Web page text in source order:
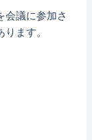
会議に参加さ
ます。